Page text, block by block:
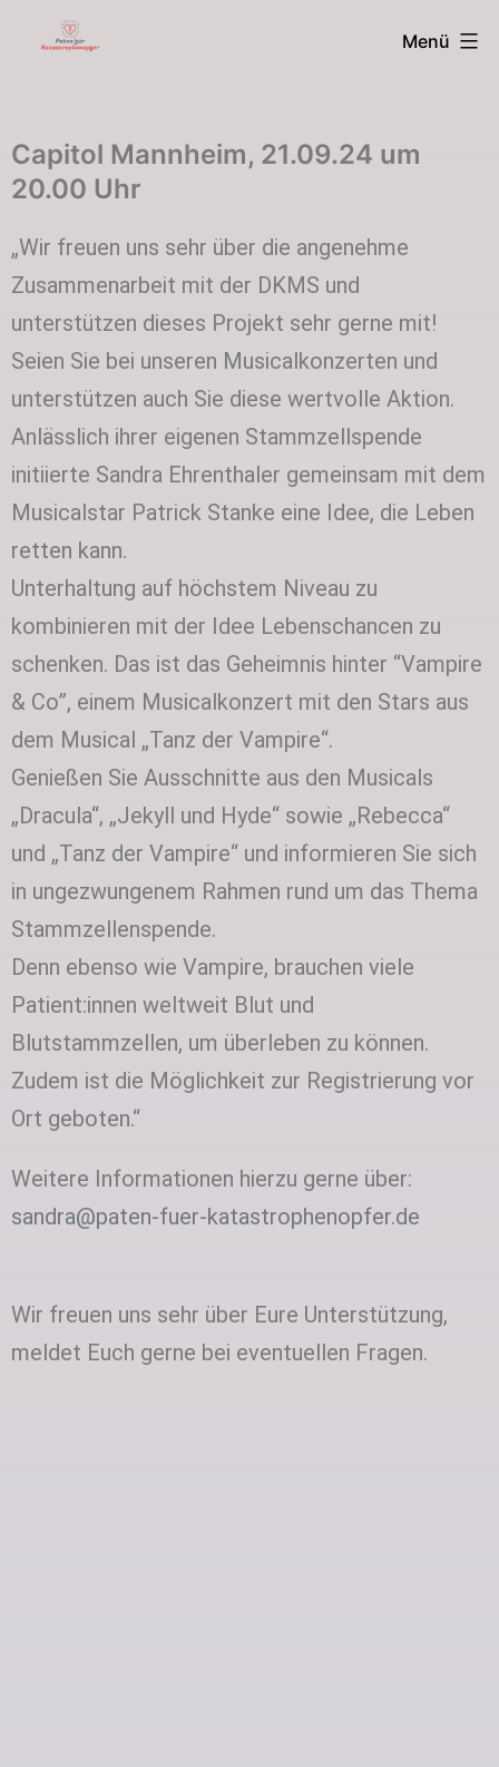
Menü
Capitol Mannheim, 21.09.24 um
20.00 Uhr
„Wir freuen uns sehr über die angenehme
Zusammenarbeit mit der DKMS und
unterstützen dieses Projekt sehr gerne mit!
Seien Sie bei unseren Musicalkonzerten und
unterstützen auch Sie diese wertvolle Aktion.
Anlässlich ihrer eigenen Stammzellspende
initiierte Sandra Ehrenthaler gemeinsam mit dem
Musicalstar Patrick Stanke eine Idee, die Leben
retten kann.
Unterhaltung auf höchstem Niveau zu
kombinieren mit der Idee Lebenschancen zu
schenken. Das ist das Geheimnis hinter “Vampire
& Co”, einem Musicalkonzert mit den Stars aus
dem Musical „Tanz der Vampire“.
Genießen Sie Ausschnitte aus den Musicals
„Dracula“, „Jekyll und Hyde“ sowie „Rebecca“
und „Tanz der Vampire“ und informieren Sie sich
in ungezwungenem Rahmen rund um das Thema
Stammzellenspende.
Denn ebenso wie Vampire, brauchen viele
Patient:innen weltweit Blut und
Blutstammzellen, um überleben zu können.
Zudem ist die Möglichkeit zur Registrierung vor
Ort geboten.“
Weitere Informationen hierzu gerne über:
sandra@paten-fuer-katastrophenopfer.de
Wir freuen uns sehr über Eure Unterstützung,
meldet Euch gerne bei eventuellen Fragen.